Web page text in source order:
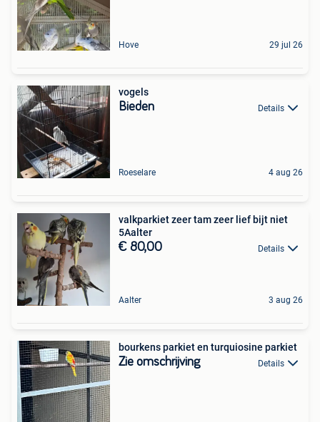
Hove 29 jul 26
vogels
Bieden Details
Roeselare 4 aug 26
valkparkiet zeer tam zeer lief bijt niet
5Aalter
€ 80,00 Details
Aalter 3 aug 26
bourkens parkiet en turquiosine parkiet
Zie omschrijving Details